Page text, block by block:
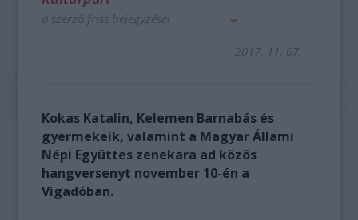
a szerző friss bejegyzései
2017. 11. 07.
Kokas Katalin, Kelemen Barnabás és
gyermekeik, valamint a Magyar Állami
Népi Együttes zenekara ad közös
hangversenyt november 10-én a
Vigadóban.